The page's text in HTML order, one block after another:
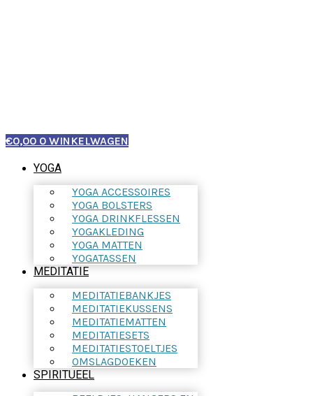
€0,00 0 WINKELWAGEN
YOGA
YOGA ACCESSOIRES
YOGA BOLSTERS
YOGA DRINKFLESSEN
YOGAKLEDING
YOGA MATTEN
YOGATASSEN
MEDITATIE
MEDITATIEBANKJES
MEDITATIEKUSSENS
MEDITATIEMATTEN
MEDITATIESETS
MEDITATIESTOELTJES
OMSLAGDOEKEN
SPIRITUEEL